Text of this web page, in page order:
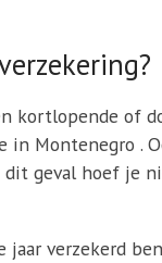
kortlopende of
Montenegro .
geval hoef je
verzekerd